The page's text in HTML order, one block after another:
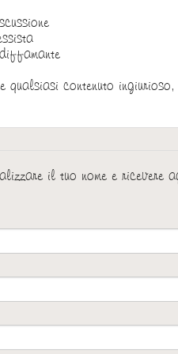
qualsiasi contenuto
il tuo nome e ricevere